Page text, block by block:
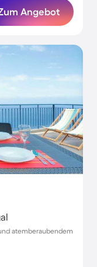
Angebot
atemberaubendem